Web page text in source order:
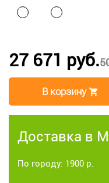
27 671 руб.
В корзину
Доставка в
По городу: 1900 р.